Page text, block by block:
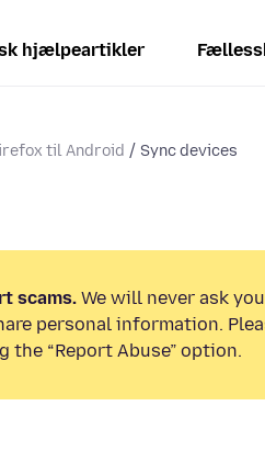
hjælpeartikler
til Android Sync devices
scams. We will never ask
personal information.
the “Report Abuse” option.